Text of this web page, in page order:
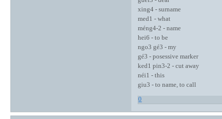
xing4 - surname
med1 - what
méng4-2 - name
hei6 - to be
ngo3 gé3 - my
gé3 - posessive marker
ked1 pin3-2 - cut away
néi1 - this
giu3 - to name, to call
0